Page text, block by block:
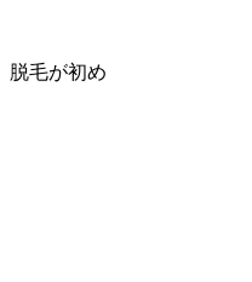
脱毛が初め